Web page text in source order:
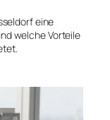
eine
welche Vorteile